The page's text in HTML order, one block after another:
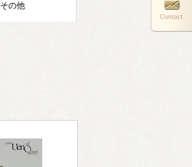
その他